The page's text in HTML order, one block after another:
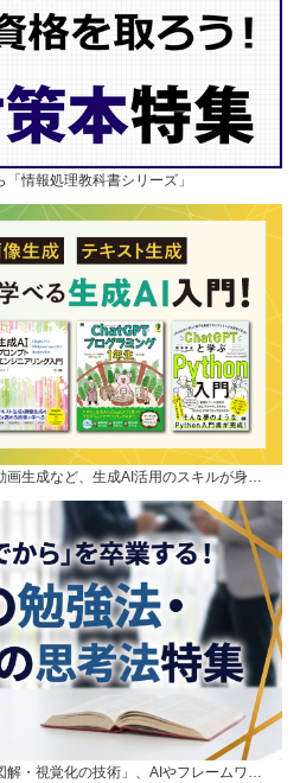
情報処理教科書シリーズ」
画生成など、生成AI活用のスキルが身…
解・視覚化の技術」、AIやフレームワ…